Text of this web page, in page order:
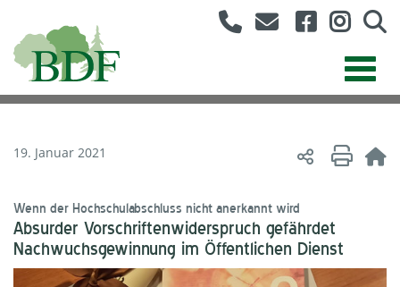
19. Januar 2021
Wenn der Hochschulabschluss nicht anerkannt wird
Absurder Vorschriftenwiderspruch gefährdet
Nachwuchsgewinnung im Öffentlichen Dienst